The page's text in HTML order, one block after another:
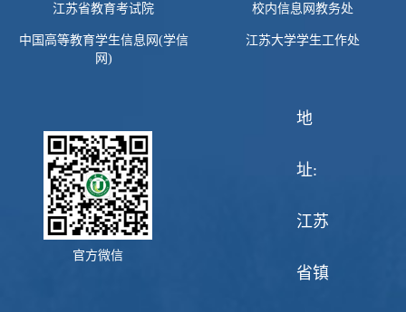
江苏省教育考试院 校内信息网教务处
中国高等教育学生信息网(学信
网)
江苏大学学生工作处
官方微信
地
址:
江苏
省镇